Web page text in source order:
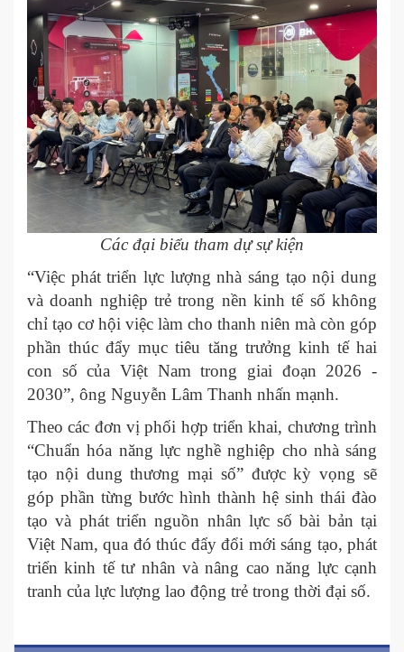
Các đại biểu tham dự sự kiện
“Việc phát triển lực lượng nhà sáng tạo nội dung
và doanh nghiệp trẻ trong nền kinh tế số không
chỉ tạo cơ hội việc làm cho thanh niên mà còn góp
phần thúc đẩy mục tiêu tăng trưởng kinh tế hai
con số của Việt Nam trong giai đoạn 2026 -
2030”, ông Nguyễn Lâm Thanh nhấn mạnh.
Theo các đơn vị phối hợp triển khai, chương trình
“Chuẩn hóa năng lực nghề nghiệp cho nhà sáng
tạo nội dung thương mại số” được kỳ vọng sẽ
góp phần từng bước hình thành hệ sinh thái đào
tạo và phát triển nguồn nhân lực số bài bản tại
Việt Nam, qua đó thúc đẩy đổi mới sáng tạo, phát
triển kinh tế tư nhân và nâng cao năng lực cạnh
tranh của lực lượng lao động trẻ trong thời đại số.